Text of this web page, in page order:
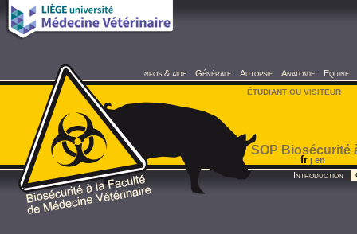
Infos & aide Générale Autopsie Anatomie Equine
ÉTUDIANT OU VISITEUR
fr | en
SOP Biosécurité
Introduction